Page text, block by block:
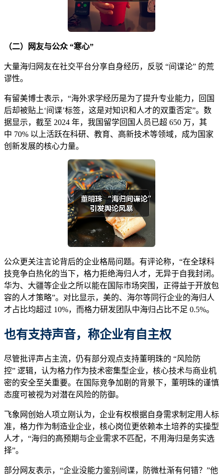
（二）网友与公众 “寒心”
大量海归网友在社交平台分享自身经历，反驳 “间谍论” 的荒
谬性。
有留美博士表示，“海外求学经历是为了提升专业能力，回国
后却被贴上‘间谍’标签，这是对知识和人才的双重否定”。数
据显示，截至 2024 年，我国留学回国人员已超 650 万，其
中 70% 以上活跃在科研、教育、高新技术等领域，成为国家
创新发展的核心力量。
公众更关注言论背后的企业格局问题。有评论称，“在全球科
技竞争白热化的当下，格力拒绝海归人才，无异于自我封闭。
华为、大疆等企业之所以能在国际市场突围，正得益于开放包
容的人才策略”。对比显示，美的、海尔等同行企业的海归人
才占比均超过 10%，而格力研发团队中海归占比不足 0.5%。
也有支持声音，称企业有 自主权
尽管批评声占主流，仍有部分观点支持董明珠的 “风险防
控” 逻辑，认为格力作为技术密集型企业，核心技术与商业机
密的安全至关重要。在国际竞争加剧的背景下，董明珠的谨慎
态度可被视为对潜在风险的防御。
飞象网创始人项立刚认为，企业有权根据自身需求制定用人标
准，格力作为制造业企业，核心岗位更依赖本土培养的实操型
人才，“海归的高预期与企业需求不匹配，不用海归是务实选
择”。
部分网友表示，“企业没能力鉴别间谍，防微杜渐有何错？”他